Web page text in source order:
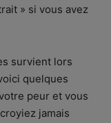
» si vous avez
survient lors
quelques
peur et vous
jamais